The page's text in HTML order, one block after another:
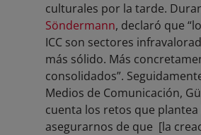
culturales por la tarde.
Söndermann, declaró que
ICC son sectores
más sólido. Más
consolidados”.
Medios de Comunicación,
cuenta los retos que
asegurarnos de que [la